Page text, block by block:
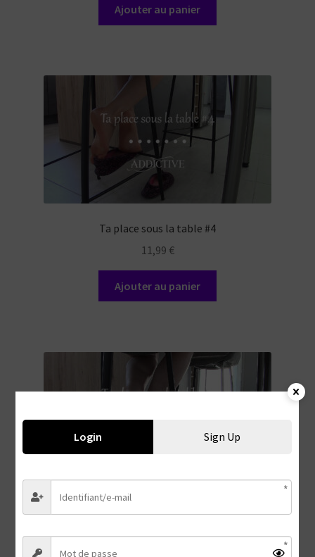
Ajouter au panier
Ta place sous la table #4
11,99 €
Ajouter au panier
Ta place sous la table #2
Login Sign Up